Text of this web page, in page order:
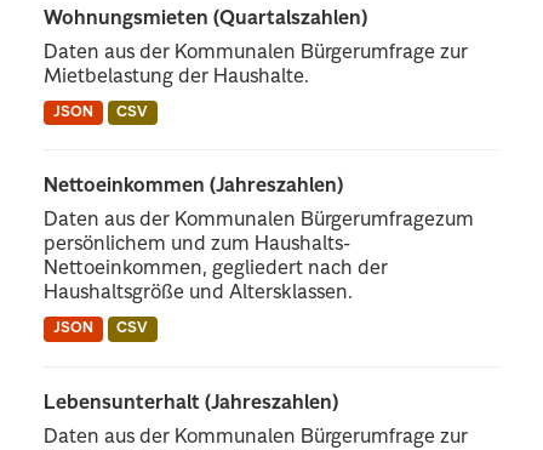
Wohnungsmieten (Quartalszahlen)
Daten aus der Kommunalen Bürgerumfrage zur
Mietbelastung der Haushalte.
JSON CSV
Nettoeinkommen (Jahreszahlen)
Daten aus der Kommunalen Bürgerumfragezum
persönlichem und zum Haushalts-
Nettoeinkommen, gegliedert nach der
Haushaltsgröße und Altersklassen.
JSON CSV
Lebensunterhalt (Jahreszahlen)
Daten aus der Kommunalen Bürgerumfrage zur